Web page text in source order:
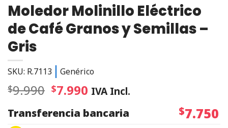
Moledor Molinillo Eléctrico
de Café Granos y Semillas –
Gris
SKU: R.7113 Genérico
$9.990 $7.990 IVA Incl.
Transferencia bancaria
$7.750